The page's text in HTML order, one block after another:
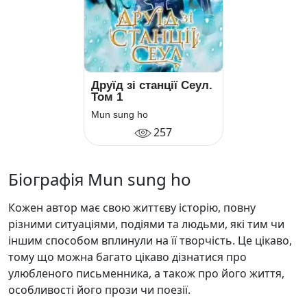
Друїд зі станції Сеул.
Том 1
Mun sung ho
257
Біографія Mun sung ho
Кожен автор має свою життєву історію, повну
різними ситуаціями, подіями та людьми, які тим чи
іншим способом вплинули на її творчість. Це цікаво,
тому що можна багато цікаво дізнатися про
улюбленого письменника, а також про його життя,
особливості його прози чи поезії.